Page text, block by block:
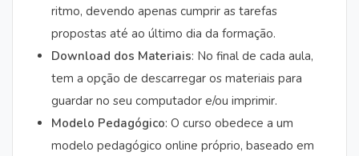
ritmo, devendo apenas cumprir as tarefas
propostas até ao último dia da formação.
Download dos Materiais: No final de cada aula,
tem a opção de descarregar os materiais para
guardar no seu computador e/ou imprimir.
Modelo Pedagógico: O curso obedece a um
modelo pedagógico online próprio, baseado em